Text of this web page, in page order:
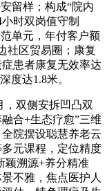
留样；构成“院内
时双岗值守制
单元，年付客户额
社区贸易圈；康复
患者康复无效率达
度达1.8米。
双侧安拆凹凸双
合+生态疗愈”三维
院摆设聪慧养老云
元课程，定位精度
颖溯源+养分精准
不雅，焦点医护人